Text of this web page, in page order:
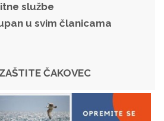
službe
u svim članicama
ČAKOVEC